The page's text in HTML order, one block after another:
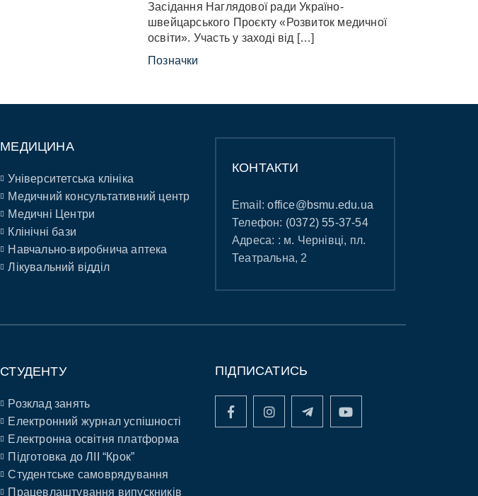
Засідання Наглядової ради Україно-
швейцарського Проєкту «Розвиток медичної
освіти». Участь у заході від […]
Позначки
МЕДИЦИНА
Університетська клініка
Медичний консультативний центр
Медичні Центри
Клінічні бази
Навчально-виробнича аптека
Лікувальний відділ
КОНТАКТИ
Email:office@bsmu.edu.ua
Телефон: (0372) 55-37-54
Адреса: : м. Чернівці, пл.
Театральна, 2
СТУДЕНТУ
Розклад занять
Електронний журнал успішності
Електронна освітня платформа
Підготовка до ЛІІ “Крок”
Студентське самоврядування
Працевлаштування випускників
ПІДПИСАТИСЬ